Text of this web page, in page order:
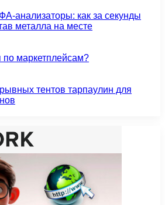
анализаторы: как за секунды
металла на месте
по маркетплейсам?
тентов тарпаулин для